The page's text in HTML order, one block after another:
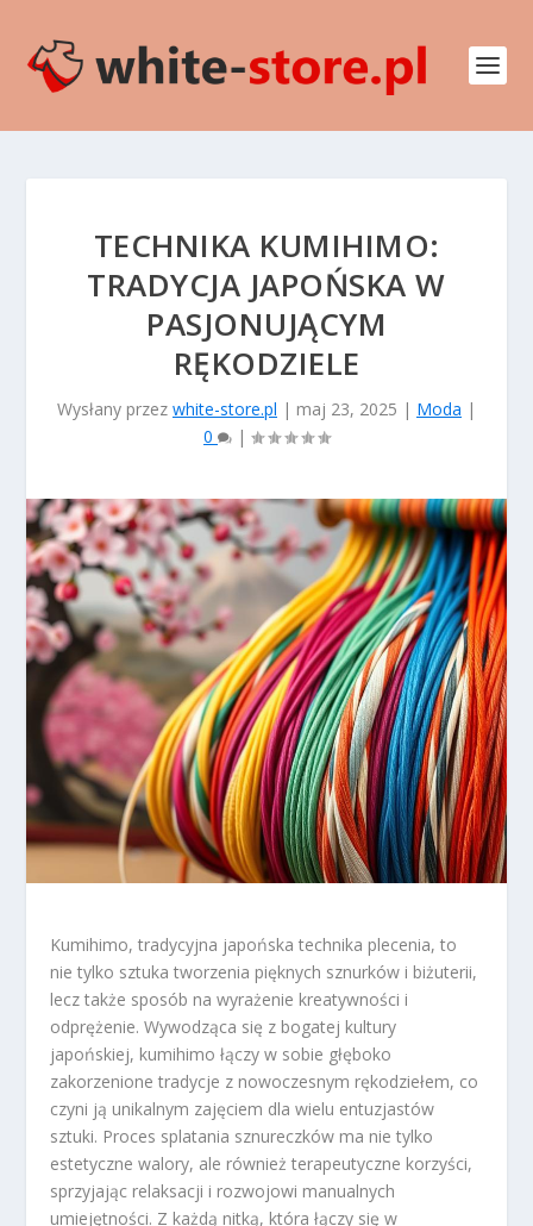
TECHNIKA KUMIHIMO:
TRADYCJA JAPOŃSKA W
PASJONUJĄCYM
RĘKODZIELE
Wysłany przez white-store.pl | maj 23, 2025 | Moda |
0
|
Kumihimo, tradycyjna japońska technika plecenia, to
nie tylko sztuka tworzenia pięknych sznurków i biżuterii,
lecz także sposób na wyrażenie kreatywności i
odprężenie. Wywodząca się z bogatej kultury
japońskiej, kumihimo łączy w sobie głęboko
zakorzenione tradycje z nowoczesnym rękodziełem, co
czyni ją unikalnym zajęciem dla wielu entuzjastów
sztuki. Proces splatania sznureczków ma nie tylko
estetyczne walory, ale również terapeutyczne korzyści,
sprzyjając relaksacji i rozwojowi manualnych
umiejętności. Z każdą nitką, która łączy się w